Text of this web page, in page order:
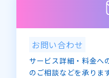
お問い合わせ
サービス詳細・料金へ
のご相談などを承ります